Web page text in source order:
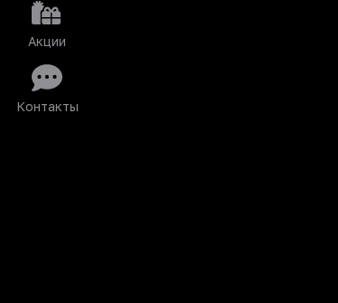
Акции
Контакты